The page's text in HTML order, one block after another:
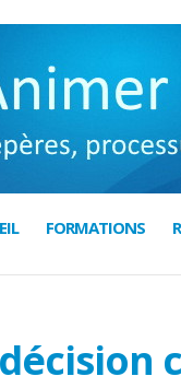
FORMATIONS